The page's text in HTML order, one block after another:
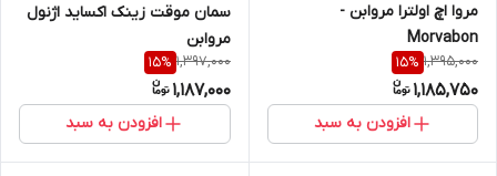
مروا اچ اولترا مروابن -
Morvabon
1,395,000
15%
1,185,750
افزودن به سبد
سمان موقت زینک اکساید اژنول
مروابن
1,397,000
15%
1,187,000
افزودن به سبد